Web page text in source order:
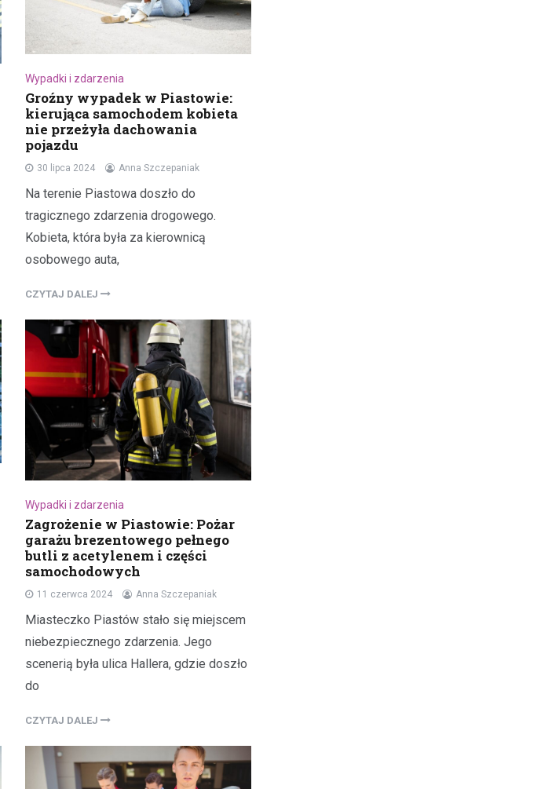
Wypadki i zdarzenia
Groźny wypadek w Piastowie:
kierująca samochodem kobieta
nie przeżyła dachowania
pojazdu
30 lipca 2024 Anna Szczepaniak
Na terenie Piastowa doszło do
tragicznego zdarzenia drogowego.
Kobieta, która była za kierownicą
osobowego auta,
CZYTAJ DALEJ
Wypadki i zdarzenia
Zagrożenie w Piastowie: Pożar
garażu brezentowego pełnego
butli z acetylenem i części
samochodowych
11 czerwca 2024 Anna Szczepaniak
Miasteczko Piastów stało się miejscem
niebezpiecznego zdarzenia. Jego
scenerią była ulica Hallera, gdzie doszło
do
CZYTAJ DALEJ